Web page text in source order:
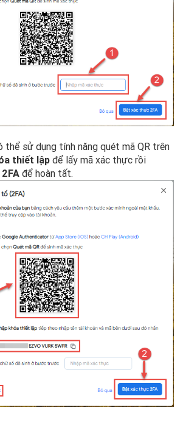
thể sử dụng tính năng quét mã QR trên
thiết lậpđể lấy mã xác thực rồi
để hoàn tất.